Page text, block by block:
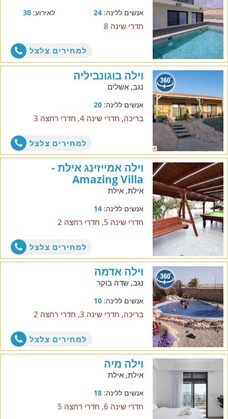
אנשים ללינה:24 לאירוע:30
חדרי שינה 8
למחירים צלצל
וילה בוגונביליה
נגב, אשלים
אנשים ללינה:20
בריכה, חדרי שינה 4, חדרי רחצה 3
למחירים צלצל
וילה אמייזינג אילת -
Amazing Villa
אילת, אילת
אנשים ללינה:14
חדרי שינה 5, חדרי רחצה 2
למחירים צלצל
וילה אדמה
נגב, שדה בוקר
אנשים ללינה:10
בריכה, חדרי שינה 3, חדרי רחצה 2
למחירים צלצל
וילה מיה
אילת, אילת
אנשים ללינה:18
חדרי שינה 6, חדרי רחצה 5